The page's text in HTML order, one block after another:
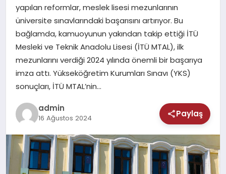
MAGAZIN
SAĞLIK
TEKNOLOJI
yapılan reformlar, meslek lisesi mezunlarının
üniversite sınavlarındaki başarısını artırıyor. Bu
bağlamda, kamuoyunun yakından takip ettiği İTÜ
Mesleki ve Teknik Anadolu Lisesi (İTÜ MTAL), ilk
mezunlarını verdiği 2024 yılında önemli bir başarıya
imza attı. Yükseköğretim Kurumları Sınavı (YKS)
sonuçları, İTÜ MTAL’nin…
admin
16 Ağustos 2024 Paylaş